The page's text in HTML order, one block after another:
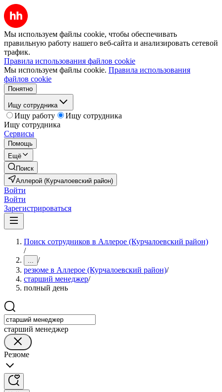
Мы используем файлы cookie, чтобы обеспечивать
правильную работу нашего веб-сайта и анализировать сетевой
трафик.
Правила использования файлов cookie
Мы используем файлы cookie. Правила использования
файлов cookie
Понятно
Ищу сотрудника
Ищу работу
Ищу сотрудника
Ищу сотрудника
Сервисы
Помощь
Ещё
Поиск
Аллерой (Курчалоевский район)
Войти
Войти
Зарегистрироваться
Поиск сотрудников в Аллерое (Курчалоевский район)
/
... /
резюме в Аллерое (Курчалоевский район)/
старший менеджер/
полный день
старший менеджер
Резюме